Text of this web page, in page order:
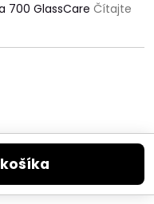
700 GlassCare Čítajte
košíka